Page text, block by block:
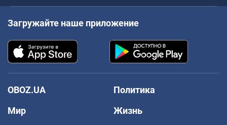
Загружайте наше приложение
OBOZ.UA
Политика
Мир
Жизнь